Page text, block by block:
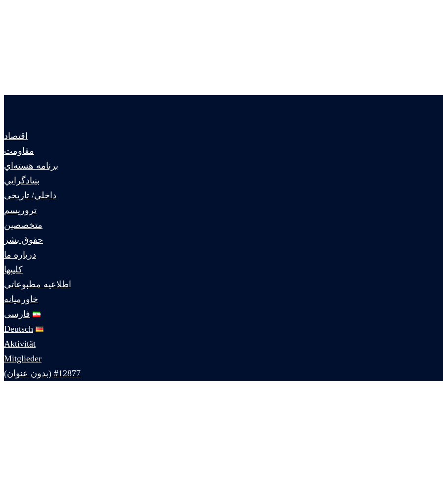
اقتصاد
مقاومت
برنامه هسته‌اي
بنيادگرايي
داخلي/ تاریخی
تروريسم
متخصصين
حقوق بشر
درباره ما
كليپها
اطلاعيه مطبوعاتي
خاورميانه
فارسی
Deutsch
Aktivität
Mitglieder
#12877 (بدون عنوان)